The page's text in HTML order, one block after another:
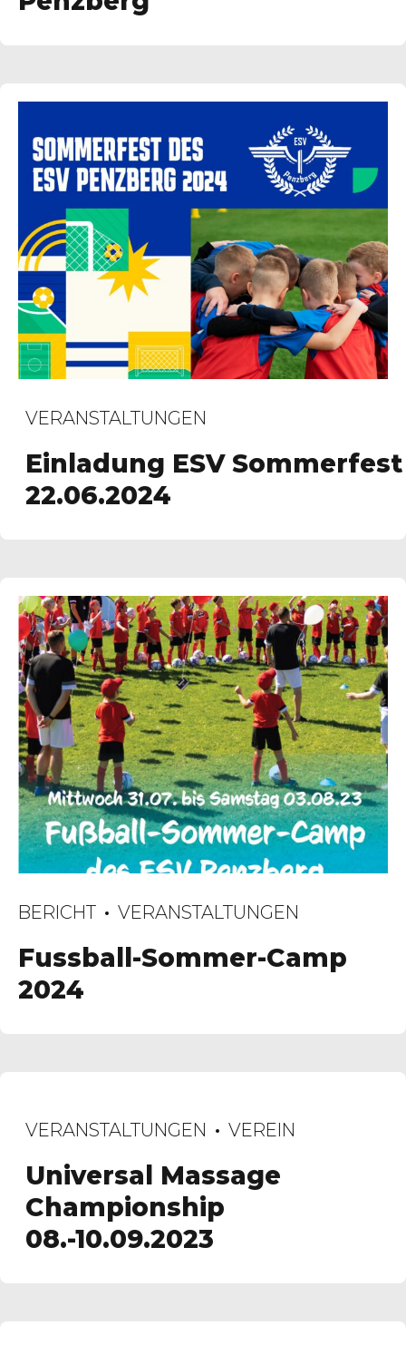
VERANSTALTUNGEN
Einladung ESV Sommerfest
22.06.2024
BERICHT VERANSTALTUNGEN
Fussball-Sommer-Camp
2024
VERANSTALTUNGEN VEREIN
Universal Massage
Championship
08.-10.09.2023